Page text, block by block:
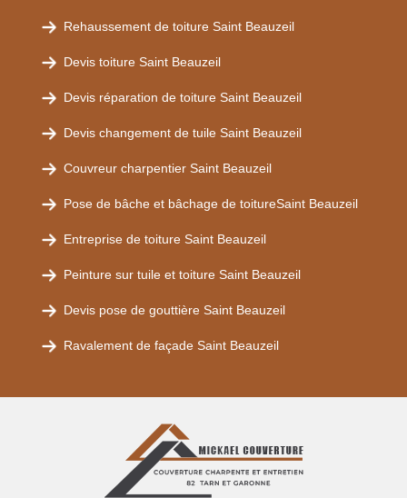
Rehaussement de toiture Saint Beauzeil
Devis toiture Saint Beauzeil
Devis réparation de toiture Saint Beauzeil
Devis changement de tuile Saint Beauzeil
Couvreur charpentier Saint Beauzeil
Pose de bâche et bâchage de toitureSaint Beauzeil
Entreprise de toiture Saint Beauzeil
Peinture sur tuile et toiture Saint Beauzeil
Devis pose de gouttière Saint Beauzeil
Ravalement de façade Saint Beauzeil